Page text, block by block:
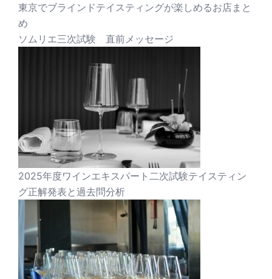
東京でブラインドテイスティングが楽しめるお店まと
め
ソムリエ三次試験 直前メッセージ
2025年度ワインエキスパート二次試験テイスティン
グ正解発表と過去問分析